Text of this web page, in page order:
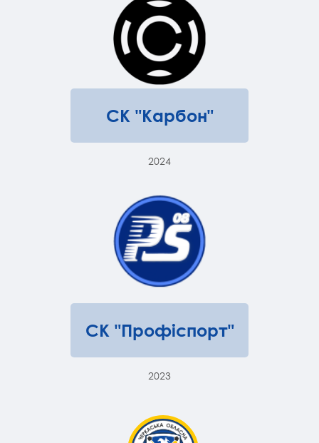
СК "Карбон"
2024
СК "Профіспорт"
2023